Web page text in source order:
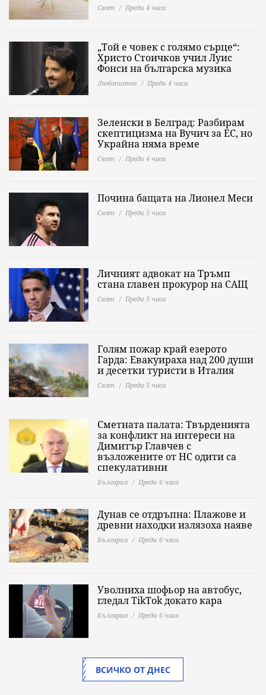
Свят Преди 4 часа
„Той е човек с голямо сърце“:
Христо Стоичков учил Луис
Фонси на българска музика
Любопитно Преди 4 часа
Зеленски в Белград: Разбирам
скептицизма на Вучич за ЕС, но
Украйна няма време
Свят Преди 4 часа
Почина бащата на Лионел Меси
Свят Преди 5 часа
Личният адвокат на Тръмп
стана главен прокурор на САЩ
Свят Преди 5 часа
Голям пожар край езерото
Гарда: Евакуираха над 200 души
и десетки туристи в Италия
Свят Преди 5 часа
Сметната палата: Твърденията
за конфликт на интереси на
Димитър Главчев с
възложените от НС одити са
спекулативни
България Преди 6 часа
Дунав се отдръпна: Плажове и
древни находки излязоха наяве
България Преди 6 часа
Уволниха шофьор на автобус,
гледал TikTok докато кара
България Преди 6 часа
ВСИЧКО ОТ ДНЕС